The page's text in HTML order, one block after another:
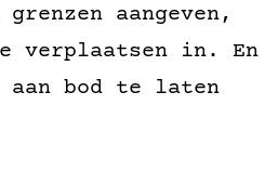
aangeven,
verplaatsen in. En
aan bod te laten